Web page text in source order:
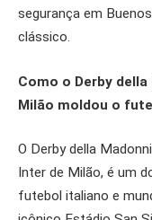
segurança em
clássico.
Como o Derby
Milão moldou o
O Derby della
Inter de Milão, é um
futebol italiano e